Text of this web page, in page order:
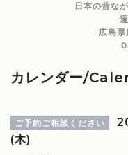
日本の昔な
広島
カレンダー/
ご予約ご相談ください
(木)